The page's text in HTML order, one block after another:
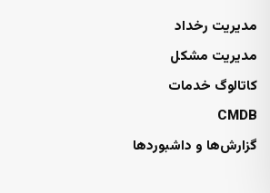
مدیریت رخداد
مدیریت مشکل
کاتالوگ خدمات
CMDB
گزارش‌ها و داشبوردها